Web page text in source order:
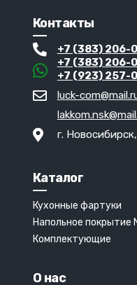
Контакты
+7 (383) 206-
+7 (383) 206-
+7 (923) 257-
luck-
г.
Каталог
Кухонные фартуки
Напольное покрытие
Комплектующие
О нас